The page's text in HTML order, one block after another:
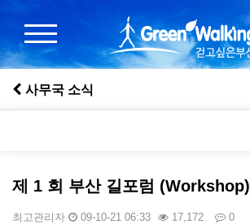
사무국 소식
제 1 회 부산 길포럼 (Workshop)
최고관리자 09-10-21 06:33 17,172 0